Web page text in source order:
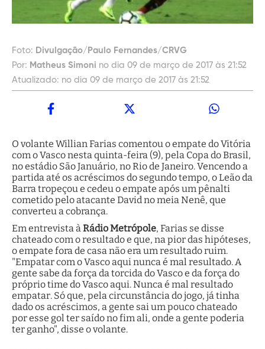
Foto: Divulgação/Paulo Fernandes/CRVG
Por: Matheus Simoni no dia 09 de março de 2017 às 21:52
Atualizado: no dia 09 de março de 2017 às 21:52
O volante Willian Farias comentou o empate do Vitória
com o Vasco nesta quinta-feira (9), pela Copa do Brasil,
no estádio São Januário, no Rio de Janeiro. Vencendo a
partida até os acréscimos do segundo tempo, o Leão da
Barra tropeçou e cedeu o empate após um pênalti
cometido pelo atacante David no meia Nenê, que
converteu a cobrança.
Em entrevista àRádio Metrópole, Farias se disse
chateado com o resultado e que, na pior das hipóteses,
o empate fora de casa não era um resultado ruim.
"Empatar com o Vasco aqui nunca é mal resultado. A
gente sabe da força da torcida do Vasco e da força do
próprio time do Vasco aqui. Nunca é mal resultado
empatar. Só que, pela circunstância do jogo, já tinha
dado os acréscimos, a gente sai um pouco chateado
por esse gol ter saído no fim ali, onde a gente poderia
ter ganho", disse o volante.